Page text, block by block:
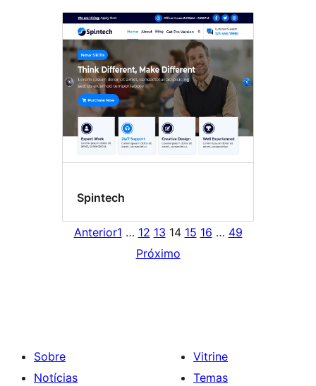
Spintech
Anterior1 … 12 13 14 15 16 … 49
Próximo
Sobre
Notícias
Vitrine
Temas